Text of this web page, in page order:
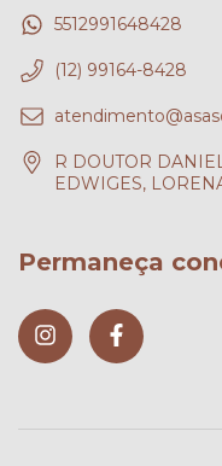
5512991648428
(12) 99164-8428
R DOUTOR
EDWIGES,
Permaneça